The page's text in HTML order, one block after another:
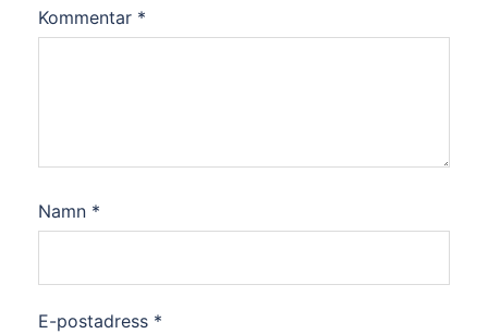
Kommentar *
Namn *
E-postadress *